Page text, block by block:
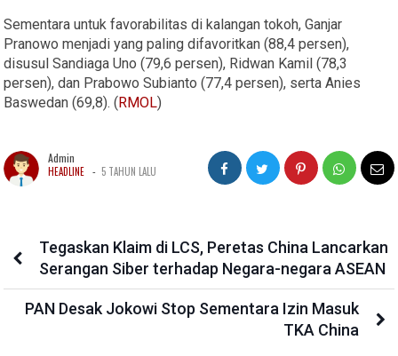
Sementara untuk favorabilitas di kalangan tokoh, Ganjar
Pranowo menjadi yang paling difavoritkan (88,4 persen),
disusul Sandiaga Uno (79,6 persen), Ridwan Kamil (78,3
persen), dan Prabowo Subianto (77,4 persen), serta Anies
Baswedan (69,8). (RMOL)
Admin
HEADLINE - 5 TAHUN LALU
Tegaskan Klaim di LCS, Peretas China Lancarkan
Serangan Siber terhadap Negara-negara ASEAN
PAN Desak Jokowi Stop Sementara Izin Masuk
TKA China